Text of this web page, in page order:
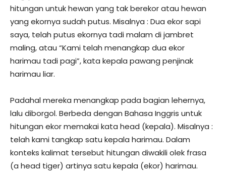
hitungan untuk hewan yang tak berekor atau hewan
yang ekornya sudah putus. Misalnya : Dua ekor sapi
saya, telah putus ekornya tadi malam di jambret
maling, atau “Kami telah menangkap dua ekor
harimau tadi pagi”, kata kepala pawang penjinak
harimau liar.
Padahal mereka menangkap pada bagian lehernya,
lalu diborgol. Berbeda dengan Bahasa Inggris untuk
hitungan ekor memakai kata head (kepala). Misalnya :
telah kami tangkap satu kepala harimau. Dalam
konteks kalimat tersebut hitungan diwakili olek frasa
(a head tiger) artinya satu kepala (ekor) harimau.